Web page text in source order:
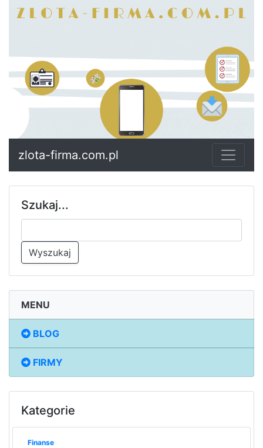
zlota-firma.com.pl
Szukaj...
Wyszukaj
MENU
BLOG
FIRMY
Kategorie
Finanse